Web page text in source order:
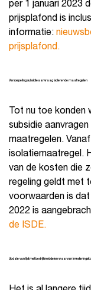
per 1 januari 2023
prijsplafond is
informatie:
prijsplafond.
Versoepeling subsidieaanvraag isolerende maatregelen
Tot nu toe konden
subsidie
maatregelen.
isolatiemaatregel.
van de kosten die
regeling geldt met
voorwaarden is
2022 is
de ISDE.
Update van lijst met bedrijfsmiddelen waarvan